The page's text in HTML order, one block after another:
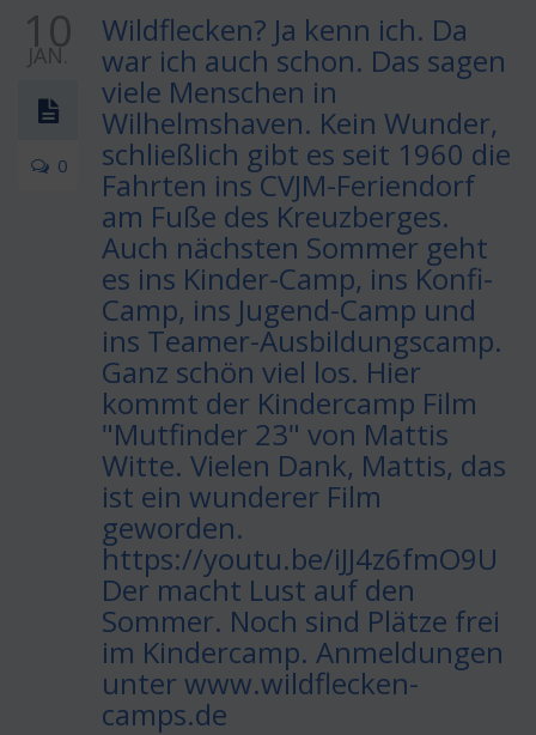
10
JAN.
0
Wildflecken? Ja kenn ich. Da
war ich auch schon. Das sagen
viele Menschen in
Wilhelmshaven. Kein Wunder,
schließlich gibt es seit 1960 die
Fahrten ins CVJM-Feriendorf
am Fuße des Kreuzberges.
Auch nächsten Sommer geht
es ins Kinder-Camp, ins Konfi-
Camp, ins Jugend-Camp und
ins Teamer-Ausbildungscamp.
Ganz schön viel los. Hier
kommt der Kindercamp Film
"Mutfinder 23" von Mattis
Witte. Vielen Dank, Mattis, das
ist ein wunderer Film
geworden.
https://youtu.be/iJJ4z6fmO9U
Der macht Lust auf den
Sommer. Noch sind Plätze frei
im Kindercamp. Anmeldungen
unter www.wildflecken-
camps.de